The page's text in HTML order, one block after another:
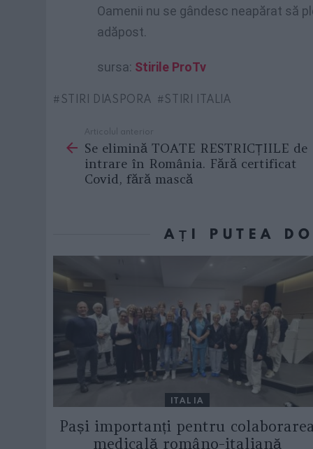
Oamenii nu se gândesc neapărat să
adăpost.
sursa: Stirile ProTv
STIRI DIASPORA STIRI ITALIA
more
Articolul anterior
Se elimină TOATE RESTRICȚIILE de
intrare în România. Fără certificat
Covid, fără mască
AȚI PUTEA
ITALIA
Pași importanți pentru
medicală româno-italiană